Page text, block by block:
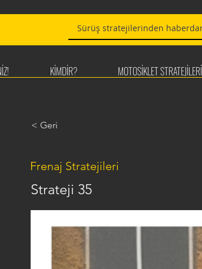
KİMDİR? MOTOSİKLET STRATEJİLERİ
< Geri
Frenaj Stratejileri
Strateji 35